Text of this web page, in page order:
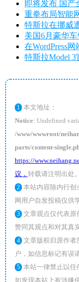
即将发布 国产
重拳布局智能
特斯拉在挪威
美国6月豪华
在WordPress
特斯拉Model 3
1 本文地址：
Notice : Undefined
/www/wwwroot/
parts/content-
https://
议， 转载请注明出处。
2 本站内容除内行创
网用户自发投稿仅供
3 文章观点仅代表原
赞同其观点和对其真
4 文章版权归原作者
户，如信息标记有误
5 本站一律禁止以任
如发现本站上有涉嫌